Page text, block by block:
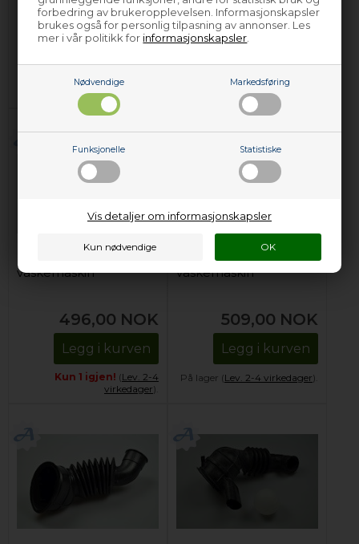
forbedring av brukeropplevelsen. Informasjonskapsler
brukes også for personlig tilpasning av annonser. Les
mer i vår politikk for informasjonskapsler
Nødvendige Markedsføring
Funksjonelle Statistiske
Vis detaljer om informasjonskapsler
759,00 NOK
Forhåndsbestill
(Lev. 4-6 virkedager.
479,00 NOK
Forhåndsbestill
(Lev. 4-6 virkedager.
vaskemaskin
496,00 NOK
Legg i kurven
Kun 1 igjen! (Lev. 2-4
virkedager).
Bunnslange, Ariston
vaskemaskin
509,00 NOK
Legg i kurven
På lager (Lev. 2-4 virkedager).